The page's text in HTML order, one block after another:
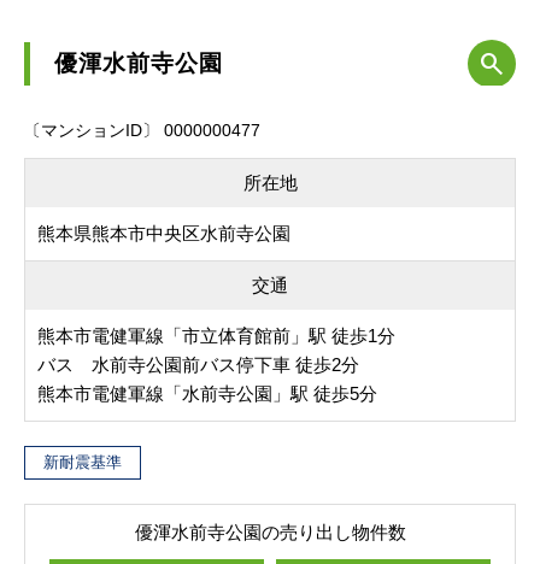
優渾水前寺公園
〔マンションID〕 0000000477
所在地
熊本県熊本市中央区水前寺公園
交通
熊本市電健軍線「市立体育館前」駅 徒歩1分
バス 水前寺公園前バス停下車 徒歩2分
熊本市電健軍線「水前寺公園」駅 徒歩5分
新耐震基準
優渾水前寺公園の売り出し物件数